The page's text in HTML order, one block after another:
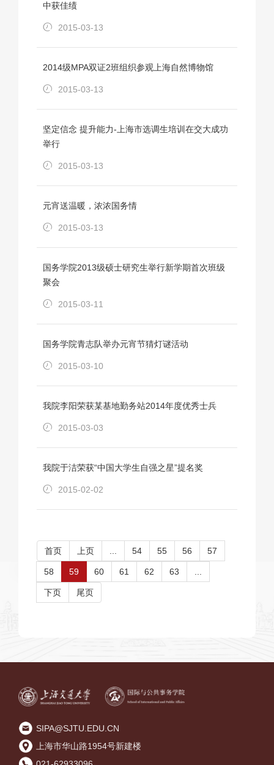
中获佳绩
2015-03-13
2014级MPA双证2班组织参观上海自然博物馆
2015-03-13
坚定信念 提升能力-上海市选调生培训在交大成功
举行
2015-03-13
元宵送温暖，浓浓国务情
2015-03-13
国务学院2013级硕士研究生举行新学期首次班级
聚会
2015-03-11
国务学院青志队举办元宵节猜灯谜活动
2015-03-10
我院李阳荣获某基地勤务站2014年度优秀士兵
2015-03-03
我院于洁荣获“中国大学生自强之星”提名奖
2015-02-02
首页 上页 54 55 56 57
58 59 60 61 62 63
下页 尾页
SIPA@SJTU.EDU.CN
上海市华山路1954号新建楼